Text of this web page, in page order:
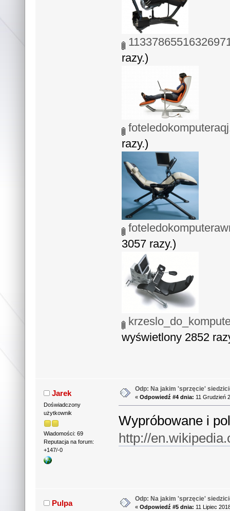
razy.)
razy.)
3057 razy.)
wyświetlony 2852
Jarek
Doświadczony
użytkownik
Wiadomości: 69
Reputacja na forum:
+147/-0
Odp: Na jakim 'sprzęcie'
«Odpowiedź #4 dnia: 11 Grudzień
Wypróbowane i
http://
Pulpa Odp: Na jakim 'sprzęcie'
«Odpowiedź #5 dnia: 11 Lipiec